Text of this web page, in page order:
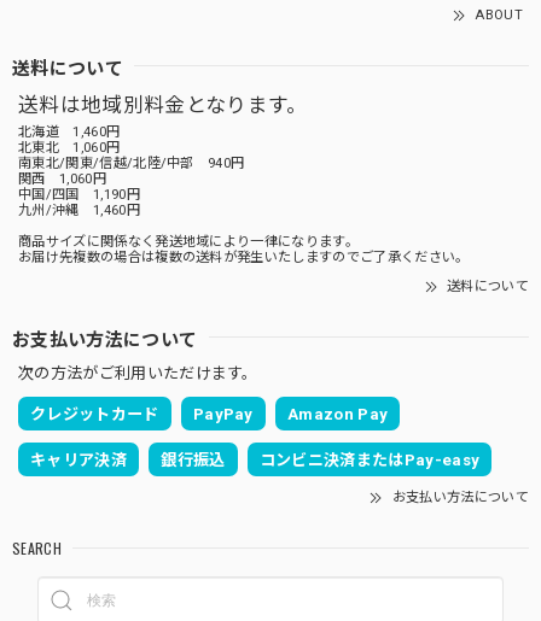
ABOUT
送料について
送料は地域別料金となります。
北海道 1,460円
北東北 1,060円
南東北/関東/信越/北陸/中部 940円
関西 1,060円
中国/四国 1,190円
九州/沖縄 1,460円
商品サイズに関係なく発送地域により一律になります。
お届け先複数の場合は複数の送料が発生いたしますのでご了承ください。
送料について
お支払い方法について
次の方法がご利用いただけます。
クレジットカード PayPay Amazon Pay
キャリア決済 銀行振込 コンビニ決済またはPay-easy
お支払い方法について
SEARCH